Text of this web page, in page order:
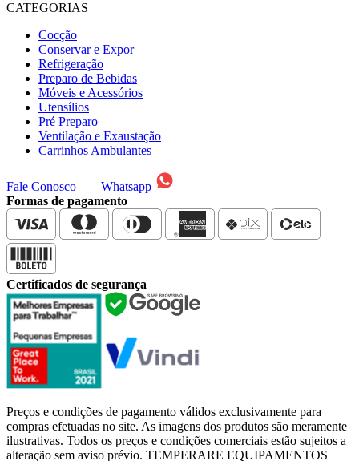
CATEGORIAS
Cocção
Conservar e Expor
Refrigeração
Preparo de Bebidas
Móveis e Acessórios
Utensílios
Pré Preparo
Ventilação e Exaustação
Carrinhos Ambulantes
Fale Conosco
Whatsapp
Formas de pagamento
Certificados de segurança
Preços e condições de pagamento válidos exclusivamente para
compras efetuadas no site. As imagens dos produtos são meramente
ilustrativas. Todos os preços e condições comerciais estão sujeitos a
alteração sem aviso prévio. TEMPERARE EQUIPAMENTOS